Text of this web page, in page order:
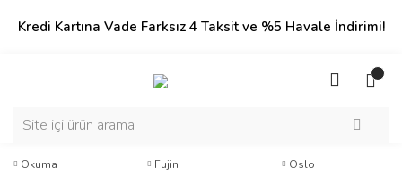
Kredi Kartına Vade Farksız 4 Taksit ve %5 Havale İndirimi!
Okuma Fujin Oslo